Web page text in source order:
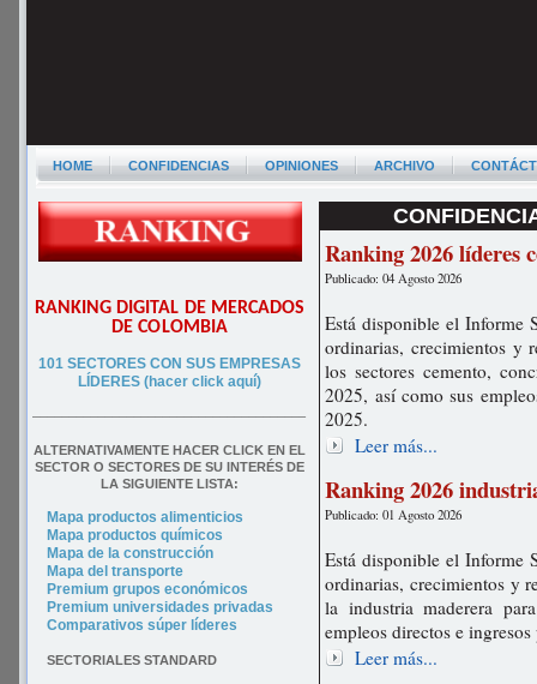
HOME CONFIDENCIAS OPINIONES ARCHIVO
RANKING DIGITAL DE MERCADOS
DE COLOMBIA
101 SECTORES CON SUS EMPRESAS
LÍDERES (hacer click aquí)
––––––––––––––––––––––––––––––––––––––
ALTERNATIVAMENTE HACER CLICK EN EL
SECTOR O SECTORES DE SU INTERÉS DE
LA SIGUIENTE LISTA:
Mapa productos alimenticios
Mapa productos químicos
Mapa de la construcción
Mapa del transporte
Premium grupos económicos
Premium universidades privadas
Comparativos súper líderes
SECTORIALES STANDARD
Ranking 2026 líderes
Publicado: 04 Agosto 2026
Está disponible el Informe
ordinarias, crecimientos y
los sectores cemento,
2025, así como sus
2025.
Leer más...
Ranking 2026
Publicado: 01 Agosto 2026
Está disponible el Informe
ordinarias, crecimientos y
la industria maderera
empleos directos e
Leer más...